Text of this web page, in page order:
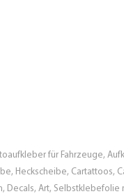
für Fahrzeuge,
Heckscheibe, Cartattoos,
Decals, Art,